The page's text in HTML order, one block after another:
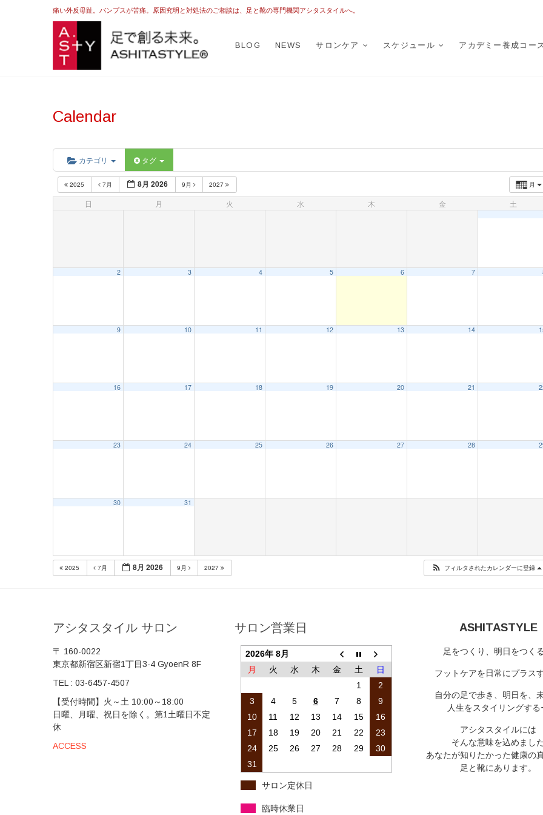
痛い外反母趾。パンプスが苦痛。原因究明と対処法のご相談は、足と靴の専門機関アシタスタイルへ。
ASHITASTYLE
BLOG NEWS サロンケア スケジュール アカデミー養成コー
Calendar
カテゴリ タグ
月
2025 7月 8月 2026 9月 2027
日 月 火 水 木 金 土
2 3 4 5 6 7
9 10 11 12 13 14
16 17 18 19 20 21
23 24 25 26 27 28
30 31
2025 7月 8月 2026 9月 2027 フィルタされたカレンダーに登録
アシタスタイル サロン
〒 160-0022
東京都新宿区新宿1丁目3-4 GyoenR 8F
TEL : 03-6457-4507
【受付時間】火～土 10:00～18:00
日曜、月曜、祝日を除く。第1土曜日不定
休
ACCESS
サロン営業日
2026年 8月
月
火 水 木 金 土
日
1
2
3
4 5 6 7 8
9
10
11 12 13 14 15
16
17
18 19 20 21 22
23
24
25 26 27 28 29
30
31
サロン定休日
臨時休業日
ASHITASTYLE
足をつくり、明日をつくる
フットケアを日常にプラスす
自分の足で歩き、明日を、
人生をスタイリングする
アシタスタイルには
そんな意味を込めました
あなたが知りたかった健康の真
足と靴にあります。